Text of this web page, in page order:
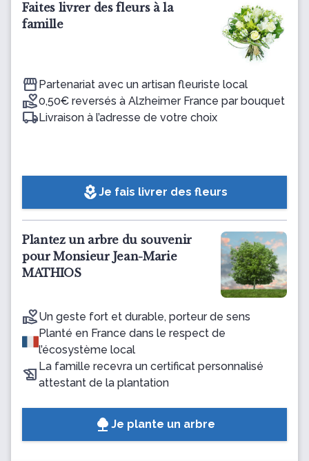
Faites livrer des fleurs à la
famille
Partenariat avec un artisan fleuriste local
0,50€ reversés à Alzheimer France par bouquet
Livraison à l’adresse de votre choix
local_floristJe fais livrer des fleurs
Plantez un arbre du souvenir
pour Monsieur Jean-Marie
MATHIOS
Un geste fort et durable, porteur de sens
Planté en France dans le respect de
l’écosystème local
La famille recevra un certificat personnalisé
attestant de la plantation
Je plante un arbre